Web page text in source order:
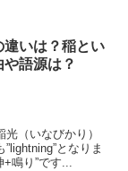
いは？稲とい
語源は？
（いなびかり）
となりま
+鳴り”です...